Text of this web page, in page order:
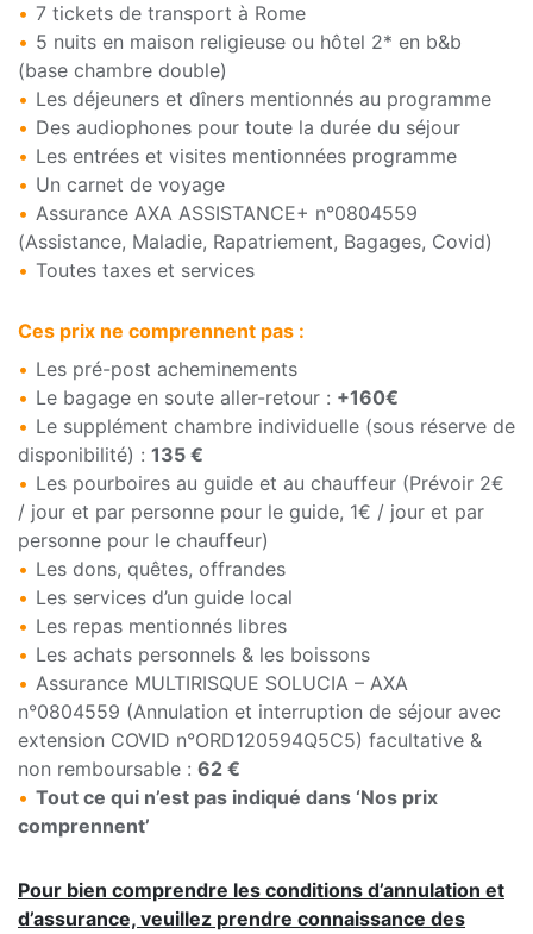
7 tickets de transport à Rome
5 nuits en maison religieuse ou hôtel 2* en b&b
(base chambre double)
Les déjeuners et dîners mentionnés au programme
Des audiophones pour toute la durée du séjour
Les entrées et visites mentionnées programme
Un carnet de voyage
Assurance AXA ASSISTANCE+ n°0804559
(Assistance, Maladie, Rapatriement, Bagages, Covid)
Toutes taxes et services
Ces prix ne comprennent pas :
Les pré-post acheminements
Le bagage en soute aller-retour : +160€
Le supplément chambre individuelle (sous réserve de
disponibilité) : 135 €
Les pourboires au guide et au chauffeur (Prévoir 2€
/ jour et par personne pour le guide, 1€ / jour et par
personne pour le chauffeur)
Les dons, quêtes, offrandes
Les services d’un guide local
Les repas mentionnés libres
Les achats personnels & les boissons
Assurance MULTIRISQUE SOLUCIA – AXA
n°0804559 (Annulation et interruption de séjour avec
extension COVID n°ORD120594Q5C5) facultative &
non remboursable : 62 €
Tout ce qui n’est pas indiqué dans ‘Nos prix
comprennent’
Pour bien comprendre les conditions d’annulation et
d’assurance, veuillez prendre connaissance des